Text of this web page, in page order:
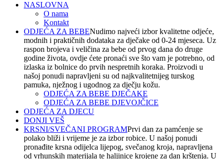
NASLOVNA
O nama
Kontakt
ODJEĆA ZA BEBENudimo najveći izbor kvalitetne odjeće,
modnih i praktičnih dodataka za dječake od 0-24 mjeseca. Uz
raspon brojeva i veličina za bebe od prvog dana do druge
godine života, ovdje ćete pronaći sve što vam je potrebno, od
izlaska iz bolnice do prvih nespretnih koraka. Proizvodi u
našoj ponudi napravljeni su od najkvalitetnijeg turskog
pamuka, nježnog i ugodnog za dječju kožu.
ODJEĆA ZA BEBE DJEČAKE
ODJEĆA ZA BEBE DJEVOJČICE
ODJEĆA ZA DJECU
DONJI VEŠ
KRSNI/SVEČANI PROGRAMPrvi dan za pamćenje se
polako bliži i vrijeme je za izbor robice. U našoj ponudi
pronađite krsna odijelca lijepog, svečanog kroja, napravljena
od vrhunskih materijala te haljinice krojene za dan krštenja. U